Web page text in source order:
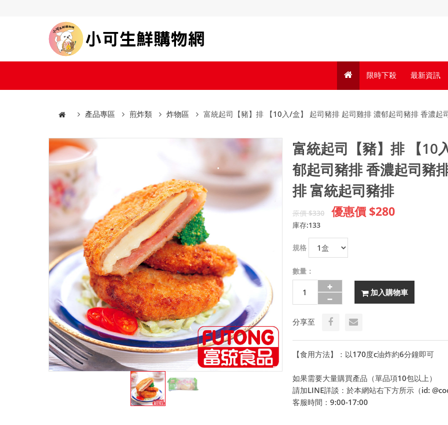
限時下殺 最新資訊
產品專區 煎炸類 炸物區 富統起司【豬】排 【10入/盒】 起司豬排 起司雞排 濃郁起司豬排 香濃起
富統起司【豬】排 【10
郁起司豬排 香濃起司豬
排 富統起司豬排
原價 $330 優惠價 $280
庫存:133
規格
數量：
加入購物車
分享至
【食用方法】：以170度c油炸約6分鐘即可
如果需要大量購買產品（單品項10包以上）
請加LINE詳談：於本網站右下方所示（id:
客服時間：9:00-17:00